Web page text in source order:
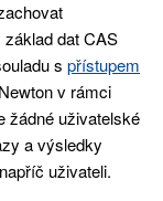
dat CAS
s přístupem
v rámci
žádné uživatelské
a výsledky
uživateli.